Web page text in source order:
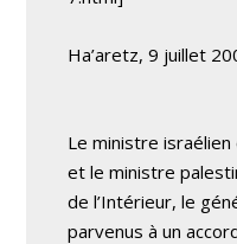
Ha’aretz, 9 juillet
Le ministre israélien
et le ministre
de l’Intérieur, le
parvenus à un